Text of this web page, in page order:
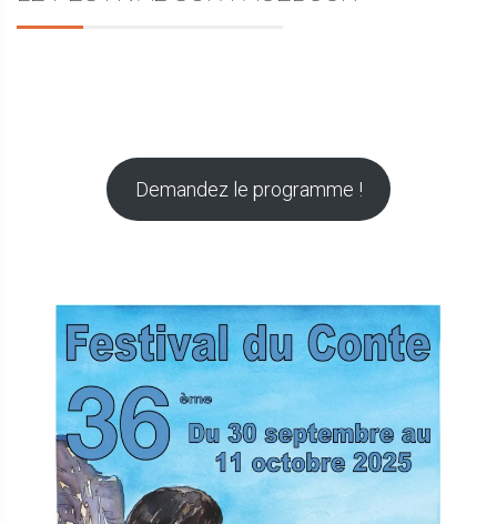
Demandez le programme !